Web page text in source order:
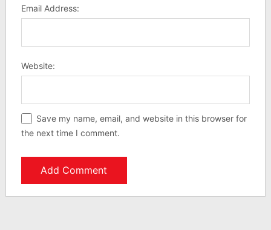
Email Address:
Website:
Save my name, email, and website in this browser for
the next time I comment.